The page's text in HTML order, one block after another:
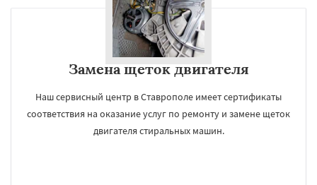
Замена щеток двигателя
Наш сервисный центр в Ставрополе имеет сертификаты
соответствия на оказание услуг по ремонту и замене щеток
двигателя стиральных машин.